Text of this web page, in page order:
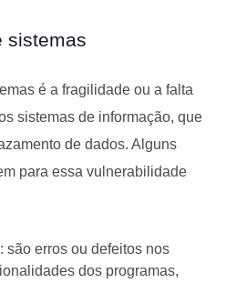
sistemas
é a fragilidade ou a falta
sistemas de informação, que
de dados. Alguns
para essa vulnerabilidade
: são erros ou defeitos nos
dos programas,